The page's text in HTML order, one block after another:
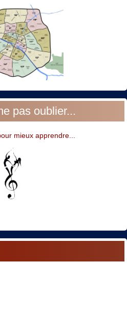
pas oublier...
mieux apprendre...